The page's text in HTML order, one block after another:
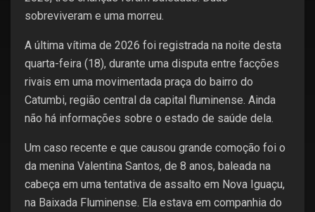
sobreviveram e uma morreu.
A última vítima de 2026 foi registrada na noite desta
quarta-feira (18), durante uma disputa entre facções
rivais em uma movimentada praça do bairro do
Catumbi, região central da capital fluminense. Ainda
não há informações sobre o estado de saúde dela.
Um caso recente e que causou grande comoção foi o
da menina Valentina Santos, de 8 anos, baleada na
cabeça em uma tentativa de assalto em Nova Iguaçu,
na Baixada Fluminense. Ela estava em companhia do